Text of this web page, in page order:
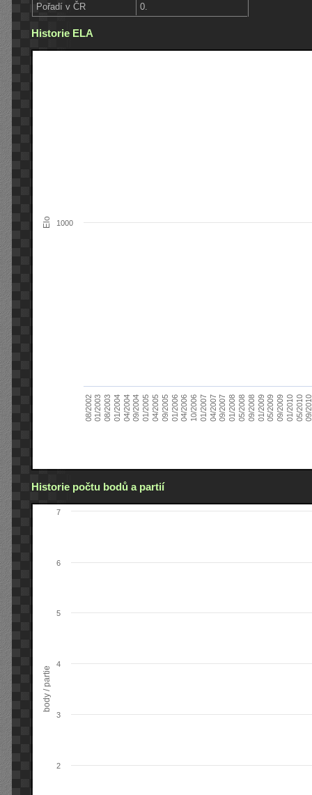
Pořadí v ČR
0.
Historie ELA
Elo
08/200201/200308/200301/200404/200409/200401/200504/200509/200501/200604/200610/200601/200704/200709/200701/200805/200809/200801/200905/200909/200901/201005/201009/
1000
Historie počtu bodů a partií
body / partie
2
3
4
5
6
7